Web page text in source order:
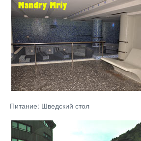
Питание: Шведский стол